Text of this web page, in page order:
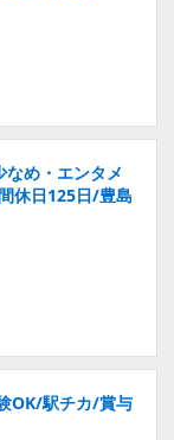
なめ・エンタメ
休日125日/豊島
OK/駅チカ/賞与